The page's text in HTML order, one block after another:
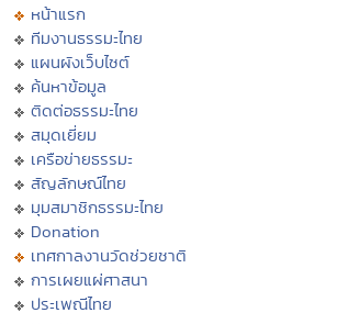
หน้าแรก
ทีมงานธรรมะไทย
แผนผังเว็บไซต์
ค้นหาข้อมูล
ติดต่อธรรมะไทย
สมุดเยี่ยม
เครือข่ายธรรมะ
สัญลักษณ์ไทย
มุมสมาชิกธรรมะไทย
Donation
เทศกาลงานวัดช่วยชาติ
การเผยแผ่ศาสนา
ประเพณีไทย